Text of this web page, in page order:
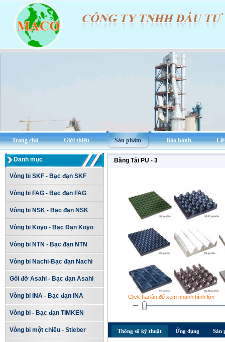
Trang chủ Giới thiệu Sản phẩm Bảo hành
Danh mục
Vòng bi SKF - Bạc đạn SKF
Vòng bi FAG - Bạc đạn FAG
Vòng bi NSK - Bạc đạn NSK
Vòng bi Koyo - Bạc Đạn Koyo
Vòng bi NTN - Bạc đạn NTN
Vòng bi Nachi-Bạc đạn Nachi
Gối đỡ Asahi - Bạc đạn Asahi
Vòng bi INA - Bạc đạn INA
Vòng bi - Bạc đạn TIMKEN
Vòng bi một chiều - Stieber
Băng Tải PU - 3
Click hai lần để xem nhanh hình lớn
Thông số kỹ thuật Ứng dụng Sản